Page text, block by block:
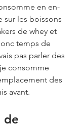
en en-
sur les boissons
de whey et
temps de
pas parler des
consomme
des
avant.
de